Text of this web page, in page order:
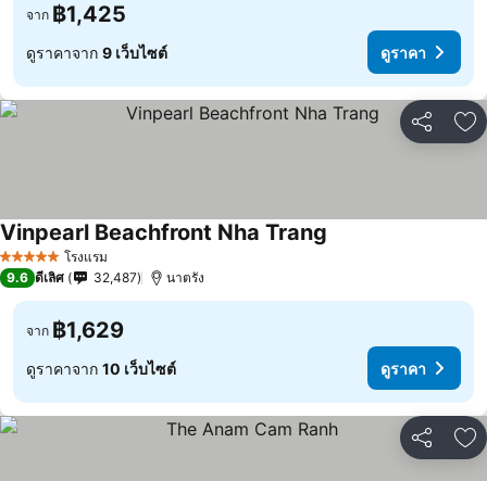
จาก ฿1,425
ดูราคาจาก 9 เว็บไซต์ ดูราคา
แชร์ เ
5 ดาว โรงแรม
Vinpearl Beachfront Nha Trang
9.6 ดีเลิศ 32,487 นาตรัง
จาก ฿1,629
ดูราคาจาก 10 เว็บไซต์ ดูราคา
แชร์ เ